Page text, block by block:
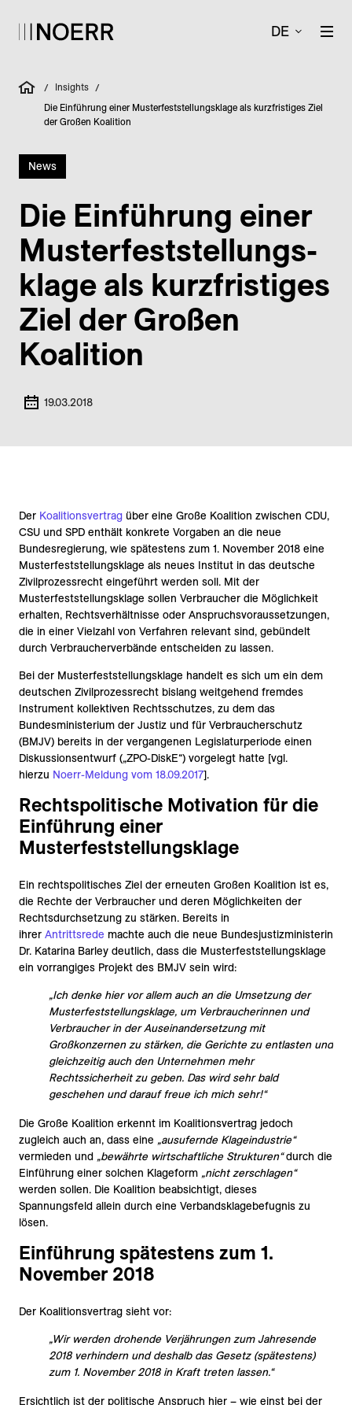
DE
/ Insights /
Die Einführung einer Musterfeststellungsklage als kurzfristiges Ziel
der Großen Koalition
News
Die Einführung einer
Muster­fest­stellungs­
klage als kurz­fristiges
Ziel der Großen
Koalition
19.03.2018
Der Koalitionsvertrag über eine Große Koalition zwischen CDU,
CSU und SPD enthält konkrete Vorgaben an die neue
Bundesregierung, wie spätestens zum 1. November 2018 eine
Musterfeststellungsklage als neues Institut in das deutsche
Zivilprozessrecht eingeführt werden soll. Mit der
Musterfeststellungsklage sollen Verbraucher die Möglichkeit
erhalten, Rechtsverhältnisse oder Anspruchsvoraussetzungen,
die in einer Vielzahl von Verfahren relevant sind, gebündelt
durch Verbraucherverbände entscheiden zu lassen.
Bei der Musterfeststellungsklage handelt es sich um ein dem
deutschen Zivilprozessrecht bislang weitgehend fremdes
Instrument kollektiven Rechtsschutzes, zu dem das
Bundesministerium der Justiz und für Verbraucherschutz
(BMJV) bereits in der vergangenen Legislaturperiode einen
Diskussionsentwurf („ZPO-DiskE“) vorgelegt hatte [vgl.
hierzu Noerr-Meldung vom 18.09.2017].
Rechtspolitische Motivation für die
Einführung einer
Musterfeststellungsklage
Ein rechtspolitisches Ziel der erneuten Großen Koalition ist es,
die Rechte der Verbraucher und deren Möglichkeiten der
Rechtsdurchsetzung zu stärken. Bereits in
ihrer Antrittsrede machte auch die neue Bundesjustizministerin
Dr. Katarina Barley deutlich, dass die Musterfeststellungsklage
ein vorrangiges Projekt des BMJV sein wird:
„Ich denke hier vor allem auch an die Umsetzung der
Musterfeststellungsklage, um Verbraucherinnen und
Verbraucher in der Auseinandersetzung mit
Großkonzernen zu stärken, die Gerichte zu entlasten und
gleichzeitig auch den Unternehmen mehr
Rechtssicherheit zu geben. Das wird sehr bald
geschehen und darauf freue ich mich sehr!“
Die Große Koalition erkennt im Koalitionsvertrag jedoch
zugleich auch an, dass eine „ausufernde Klageindustrie“
vermieden und „bewährte wirtschaftliche Strukturen“durch die
Einführung einer solchen Klageform „nicht zerschlagen“
werden sollen. Die Koalition beabsichtigt, dieses
Spannungsfeld allein durch eine Verbandsklagebefugnis zu
lösen.
Einführung spätestens zum 1.
November 2018
Der Koalitionsvertrag sieht vor:
„Wir werden drohende Verjährungen zum Jahresende
2018 verhindern und deshalb das Gesetz (spätestens)
zum 1. November 2018 in Kraft treten lassen.“
Ersichtlich ist der politische Anspruch hier – wie einst bei der